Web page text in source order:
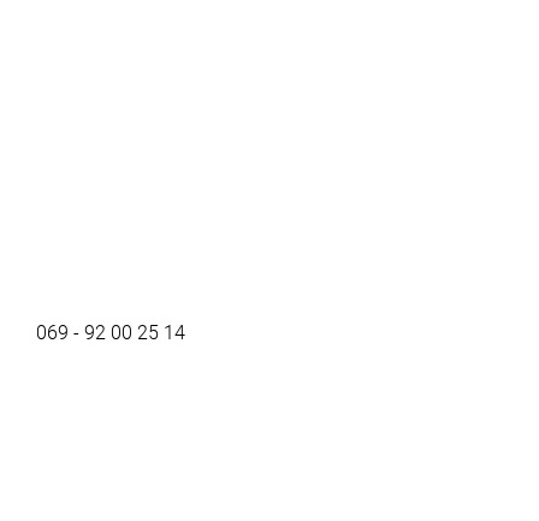
069 - 92 00 25 14